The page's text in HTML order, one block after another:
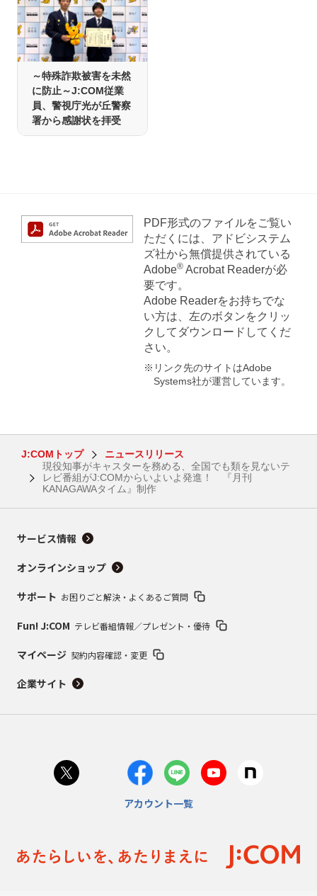
～特殊詐欺被害を未然
に防止～J:COM従業
員、警視庁光が丘警察
署から感謝状を拝受
PDF形式のファイルをご覧い
ただくには、アドビシステム
ズ社から無償提供されている
Adobe®Acrobat Readerが必
要です。
Adobe Readerをお持ちでな
い方は、左のボタンをクリッ
クしてダウンロードしてくだ
さい。
※リンク先のサイトはAdobe
Systems社が運営しています。
J:COMトップ
ニュースリリース
現役知事がキャスターを務める、全国でも類を見ないテ
レビ番組がJ:COMからいよいよ発進！ 『月刊
KANAGAWAタイム』制作
サービス情報
オンラインショップ
サポート お困りごと解決・よくあるご質問
Fun! J:COM テレビ番組情報／プレゼント・優待
マイページ 契約内容確認・変更
企業サイト
アカウント一覧